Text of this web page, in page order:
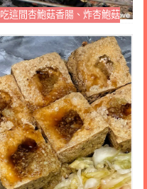
這間杏鮑菇香腸、炸杏鮑菇